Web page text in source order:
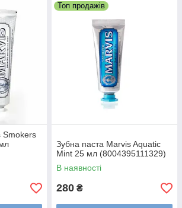
Smokers
Топ продажів
Зубна паста Marvis Aquatic
Mint 25 мл (8004395111329)
В наявності
280 ₴